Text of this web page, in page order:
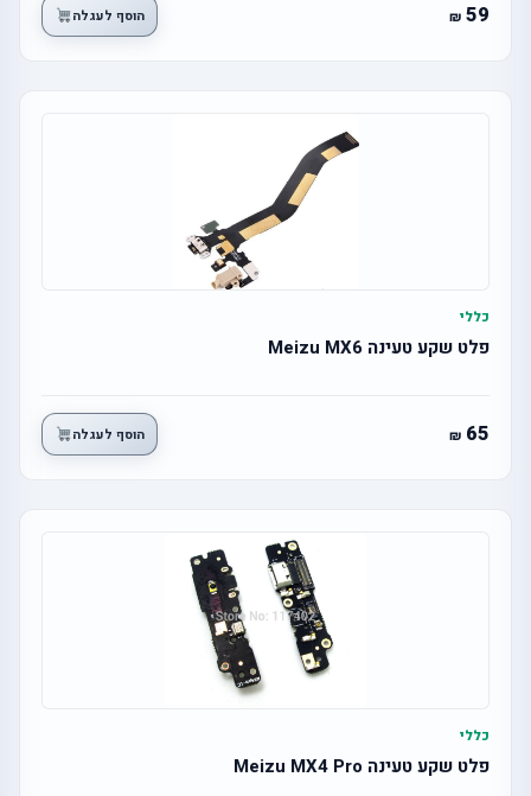
59 הוסף לעגלה
כללי
פלט שקע טעינה Meizu MX6
65 הוסף לעגלה
כללי
פלט שקע טעינה Meizu MX4 Pro